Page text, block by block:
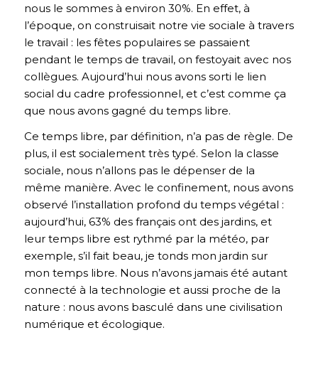
nous le sommes à environ 30%. En effet, à
l’époque, on construisait notre vie sociale à travers
le travail : les fêtes populaires se passaient
pendant le temps de travail, on festoyait avec nos
collègues. Aujourd’hui nous avons sorti le lien
social du cadre professionnel, et c’est comme ça
que nous avons gagné du temps libre.
Ce temps libre, par définition, n’a pas de règle. De
plus, il est socialement très typé. Selon la classe
sociale, nous n’allons pas le dépenser de la
même manière. Avec le confinement, nous avons
observé l’installation profond du temps végétal :
aujourd’hui, 63% des français ont des jardins, et
leur temps libre est rythmé par la météo, par
exemple, s’il fait beau, je tonds mon jardin sur
mon temps libre. Nous n’avons jamais été autant
connecté à la technologie et aussi proche de la
nature : nous avons basculé dans une civilisation
numérique et écologique.